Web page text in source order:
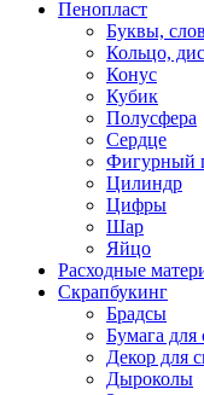
Пенопласт
Буквы,
Кольцо,
Конус
Кубик
Полусфера
Сердце
Фигурный
Цилиндр
Цифры
Шар
Яйцо
Расходные
Скрапбукинг
Брадсы
Бумага для
Декор для
Дыроколы